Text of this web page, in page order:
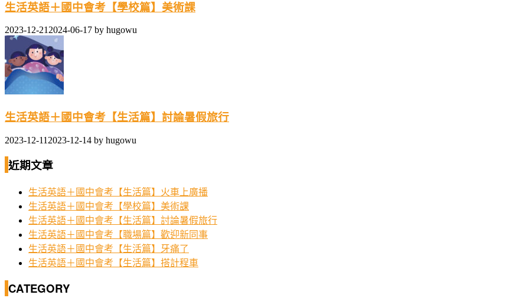
生活英語＋國中會考【學校篇】美術課
2023-12-21 2024-06-17 by hugowu
生活英語＋國中會考【生活篇】討論暑假旅行
2023-12-11 2023-12-14 by hugowu
近期文章
生活英語＋國中會考【生活篇】火車上廣播
生活英語＋國中會考【學校篇】美術課
生活英語＋國中會考【生活篇】討論暑假旅行
生活英語＋國中會考【職場篇】歡迎新同事
生活英語＋國中會考【生活篇】牙痛了
生活英語＋國中會考【生活篇】搭計程車
CATEGORY